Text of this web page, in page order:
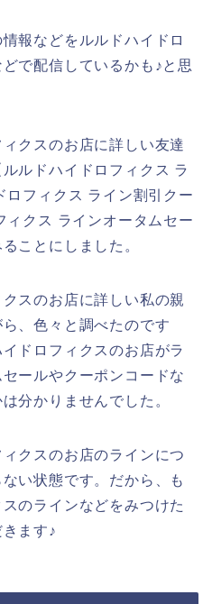
報などをルルドハイドロ
で配信しているかも♪と思
クスのお店に詳しい友達
ルドハイドロフィクス ラ
ロフィクス ライン割引クー
ィクス ラインオータムセー
ことにしました。
スのお店に詳しい私の親
、色々と調べたのです
ドロフィクスのお店がラ
ールやクーポンコードな
分かりませんでした。
クスのお店のラインにつ
い状態です。だから、も
のラインなどをみつけた
ます♪